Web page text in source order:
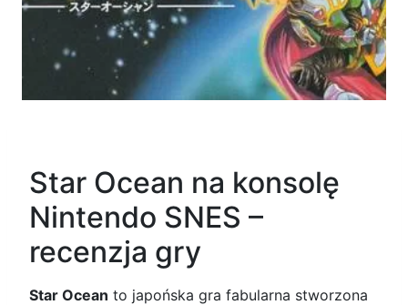
Star Ocean na konsolę
Nintendo SNES –
recenzja gry
Star Ocean to japońska gra fabularna stworzona